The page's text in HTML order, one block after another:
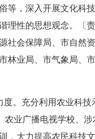
等，深入开展文化科
理性的思想观念。〔
社会保障局、市自然
林业局、市气象局、
充分利用农业科技
农业广播电视学校、
，大力提高农民科技